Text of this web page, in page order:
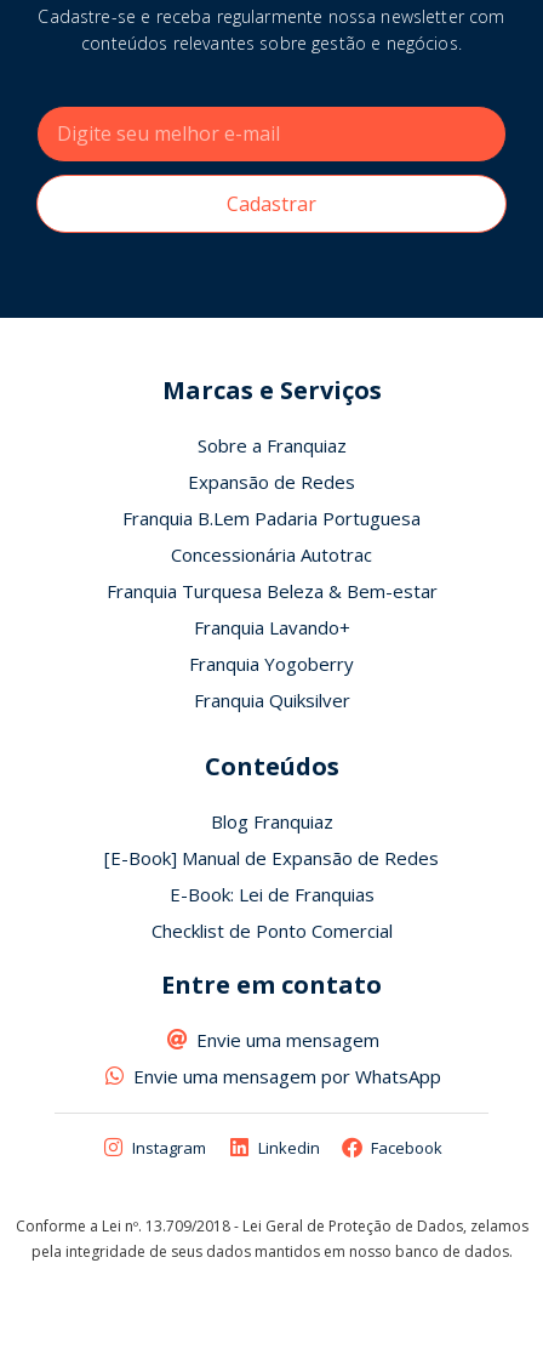
Cadastre-se e receba regularmente nossa newsletter com
conteúdos relevantes sobre gestão e negócios.
Cadastrar
Marcas e Serviços
Sobre a Franquiaz
Expansão de Redes
Franquia B.Lem Padaria Portuguesa
Concessionária Autotrac
Franquia Turquesa Beleza & Bem-estar
Franquia Lavando+
Franquia Yogoberry
Franquia Quiksilver
Conteúdos
Blog Franquiaz
[E-Book] Manual de Expansão de Redes
E-Book: Lei de Franquias
Checklist de Ponto Comercial
Entre em contato
Envie uma mensagem
Envie uma mensagem por WhatsApp
Instagram Linkedin Facebook
Conforme a Lei nº. 13.709/2018 - Lei Geral de Proteção de Dados, zelamos
pela integridade de seus dados mantidos em nosso banco de dados.